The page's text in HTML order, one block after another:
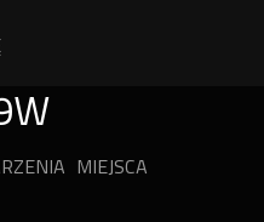
MIEJSCA